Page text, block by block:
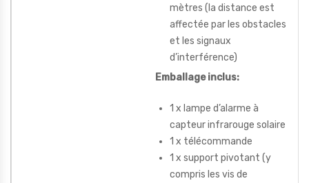
mètres (la distance est
affectée par les obstacles
et les signaux
d’interférence)
Emballage inclus:
1 x lampe d’alarme à
capteur infrarouge solaire
1 x télécommande
1 x support pivotant (y
compris les vis de